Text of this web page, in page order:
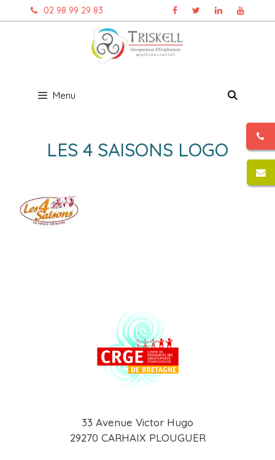
au
02 98 99 29 83
Menu
LES 4 SAISONS LOGO
33 Avenue Victor Hugo
29270 CARHAIX PLOUGUER